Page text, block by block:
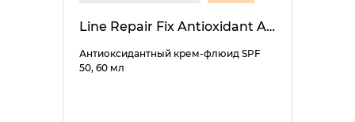
Line Repair Fix Antioxidant Assist SPF 50
Антиоксидантный крем-флюид SPF
50, 60 мл